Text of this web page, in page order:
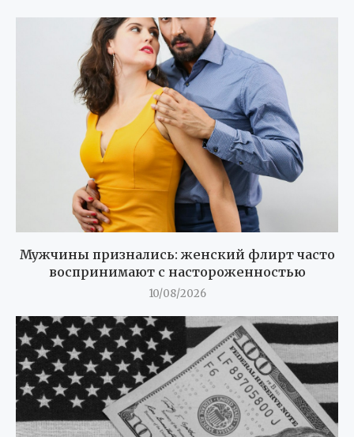
Мужчины признались: женский флирт часто
воспринимают с настороженностью
10/08/2026